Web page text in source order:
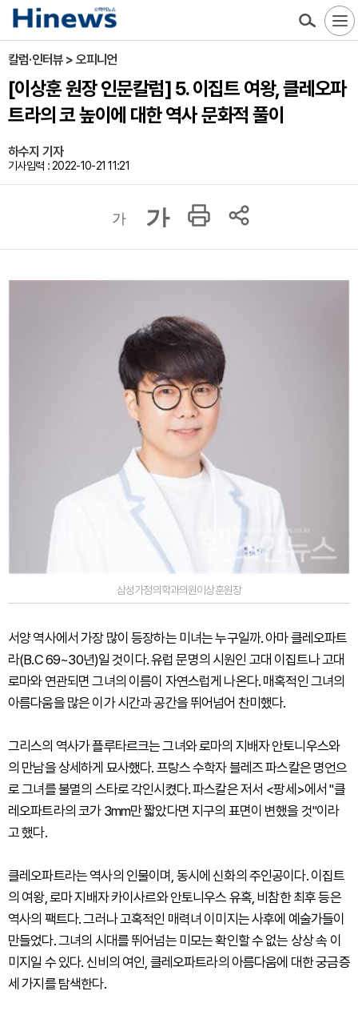
칼럼·인터뷰 > 오피니언
[이상훈 원장 인문칼럼] 5. 이집트 여왕, 클레오파
트라의 코 높이에 대한 역사 문화적 풀이
하수지 기자
기사입력 : 2022-10-21 11:21
가 가
삼성가정의학과의원이상훈원장
서양 역사에서 가장 많이 등장하는 미녀는 누구일까. 아마 클레오파트
라(B.C 69~30년)일 것이다. 유럽 문명의 시원인 고대 이집트나 고대
로마와 연관되면 그녀의 이름이 자연스럽게 나온다. 매혹적인 그녀의
아름다움을 많은 이가 시간과 공간을 뛰어넘어 찬미했다.
그리스의 역사가 플루타르크는 그녀와 로마의 지배자 안토니우스와
의 만남을 상세하게 묘사했다. 프랑스 수학자 블레즈 파스칼은 명언으
로 그녀를 불멸의 스타로 각인시켰다. 파스칼은 저서 <팡세>에서 "클
레오파트라의 코가 3mm만 짧았다면 지구의 표면이 변했을 것"이라
고 했다.
클레오파트라는 역사의 인물이며, 동시에 신화의 주인공이다. 이집트
의 여왕, 로마 지배자 카이사르와 안토니우스 유혹, 비참한 최후 등은
역사의 팩트다. 그러나 고혹적인 매력녀 이미지는 사후에 예술가들이
만들었다. 그녀의 시대를 뛰어넘는 미모는 확인할 수 없는 상상 속 이
미지일 수 있다. 신비의 여인, 클레오파트라의 아름다움에 대한 궁금증
세 가지를 탐색한다.